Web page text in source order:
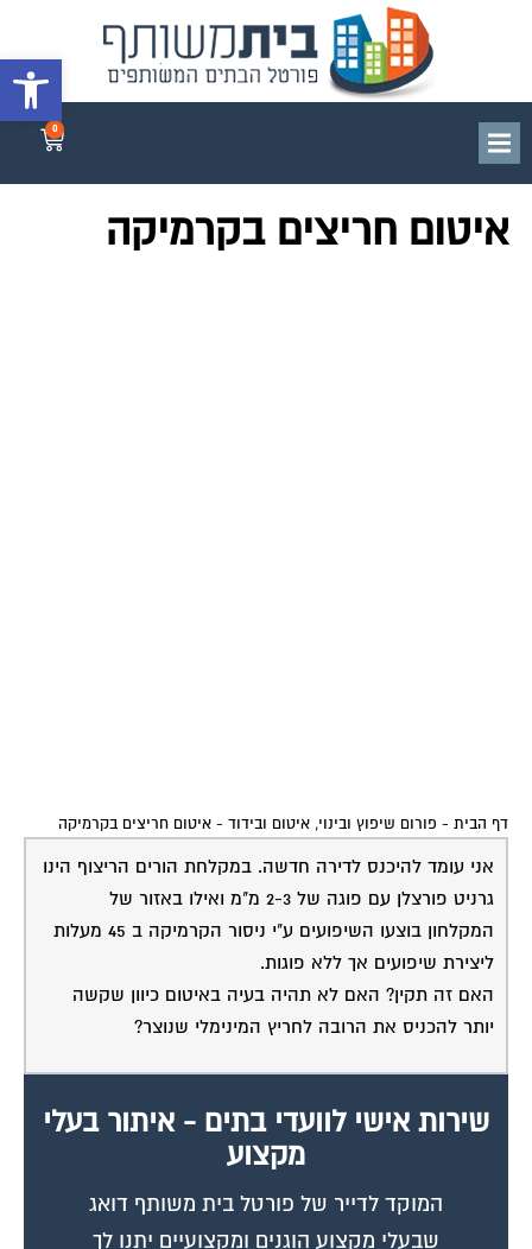
פתח
איטום חריצים בקרמיקה
אני עומד להיכנס לדירה חדשה. במקלחת הורים הריצוף הינו
גרניט פורצלן עם פוגה של 2-3 מ"מ ואילו באזור של
ליצירת שיפועים אך ללא פוגות.
האם זה תקין? האם לא תהיה בעיה באיטום כיוון שקשה
יותר להכניס את הרובה לחריץ המינימלי שנוצר?
מקצוע
המוקד לדייר של פורטל בית משותף דואג
שבעלי מקצוע הוגנים ומקצועיים יתנו לך